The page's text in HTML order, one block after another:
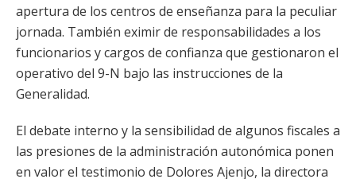
apertura de los centros de enseñanza para la peculiar
jornada. También eximir de responsabilidades a los
funcionarios y cargos de confianza que gestionaron el
operativo del 9-N bajo las instrucciones de la
Generalidad.
El debate interno y la sensibilidad de algunos fiscales a
las presiones de la administración autonómica ponen
en valor el testimonio de Dolores Ajenjo, la directora